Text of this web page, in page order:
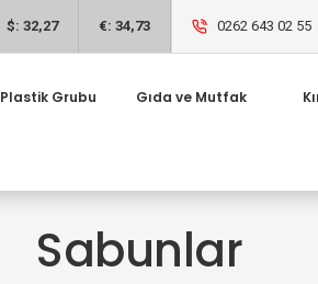
$: 32,27 €: 34,73 0262 643 02 55
Plastik Grubu Gıda ve Mutfak
Sabunlar